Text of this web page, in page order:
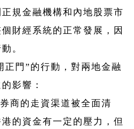
規金融機構和內地股票市
財經系統的正常發展，因
。
正門”的行動，對兩地金融
影響：
商的走資渠道被全面清
的資金有一定的壓力，但